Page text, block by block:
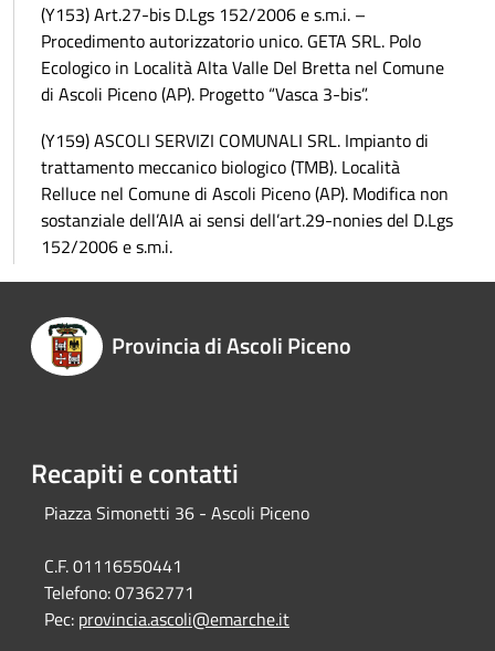
(Y153) Art.27-bis D.Lgs 152/2006 e s.m.i. –
Procedimento autorizzatorio unico. GETA SRL. Polo
Ecologico in Località Alta Valle Del Bretta nel Comune
di Ascoli Piceno (AP). Progetto “Vasca 3-bis”.
(Y159) ASCOLI SERVIZI COMUNALI SRL. Impianto di
trattamento meccanico biologico (TMB). Località
Relluce nel Comune di Ascoli Piceno (AP). Modifica non
sostanziale dell’AIA ai sensi dell’art.29-nonies del D.Lgs
152/2006 e s.m.i.
Provincia di Ascoli Piceno
Recapiti e contatti
Piazza Simonetti 36 - Ascoli Piceno
C.F. 01116550441
Telefono:07362771
Pec: provincia.ascoli@emarche.it